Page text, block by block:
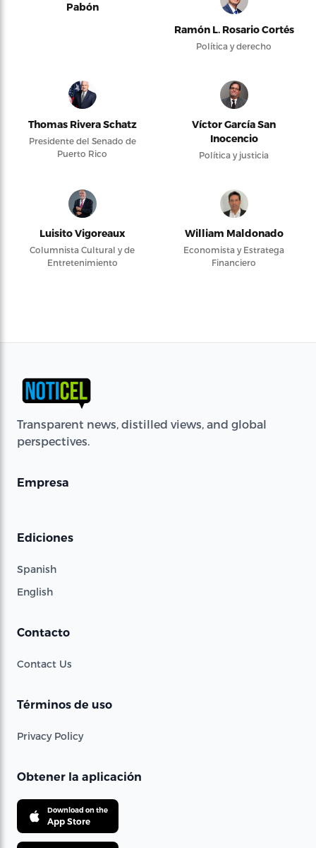
Pabón
Ramón L. Rosario Cortés
Política y derecho
Thomas Rivera Schatz
Presidente del Senado de
Puerto Rico
Víctor García San
Inocencio
Política y justicia
Luisito Vigoreaux
Columnista Cultural y de
Entretenimiento
William Maldonado
Economista y Estratega
Financiero
Transparent news, distilled views, and global
perspectives.
Empresa
Ediciones
Spanish
English
Contacto
Contact Us
Términos de uso
Privacy Policy
Obtener la aplicación
Download on the
App Store